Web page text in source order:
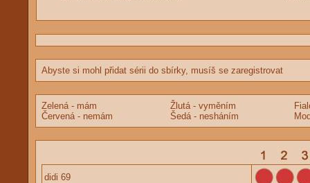
Abyste si mohl přidat sérii do sbírky, musíš se zaregistrovat
Zelená - mám
Červená - nemám
Žlutá - vyměním
Šedá - nesháním
didi 69